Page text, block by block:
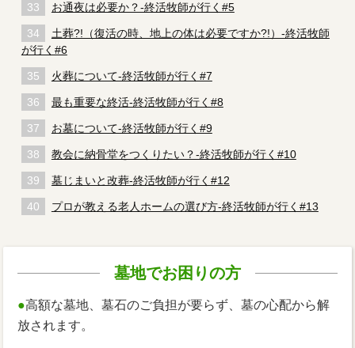
お通夜は必要か？-終活牧師が行く#5
土葬?!（復活の時、地上の体は必要ですか?!）-終活牧師
が行く#6
火葬について-終活牧師が行く#7
最も重要な終活-終活牧師が行く#8
お墓について-終活牧師が行く#9
教会に納骨堂をつくりたい？-終活牧師が行く#10
墓じまいと改葬-終活牧師が行く#12
プロが教える老人ホームの選び方-終活牧師が行く#13
墓地でお困りの方
●高額な墓地、墓石のご負担が要らず、墓の心配から解
放されます。